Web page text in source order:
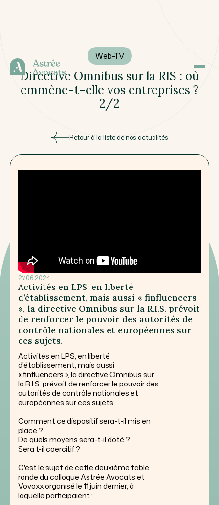
Web-TV
Directive Omnibus sur la RIS : où
emmène-t-elle vos entreprises ?
2/2
Retour à la liste de nos actualités
27.06.2024
Activités en LPS, en liberté
d’établissement, mais aussi « finfluencers
», la directive Omnibus sur la R.I.S. prévoit
de renforcer le pouvoir des autorités de
contrôle nationales et européennes sur
ces sujets.
Activités en LPS, en liberté
d'établissement, mais aussi
« finfluencers », la directive Omnibus sur
la R.I.S. prévoit de renforcer le pouvoir des
autorités de contrôle nationales et
européennes sur ces sujets.
Comment ce dispositif sera-t-il mis en
place ?
De quels moyens sera-t-il doté ?
Sera t-il coercitif ?
C'est le sujet de cette deuxième table
ronde du colloque Astrée Avocats et
Vovoxx organisé le 11 juin dernier, à
laquelle participaient :